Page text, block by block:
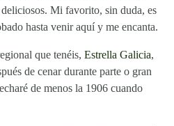
Mi favorito, sin duda, es
hasta venir aquí y me encanta.
que tenéis, Estrella Galicia,
de cenar durante parte o gran
de menos la 1906 cuando